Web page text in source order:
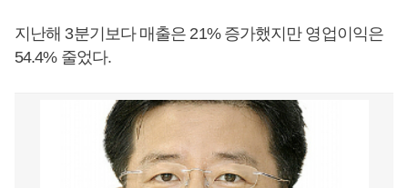
지난해 3분기보다 매출은 21% 증가했지만 영업이익은
54.4% 줄었다.